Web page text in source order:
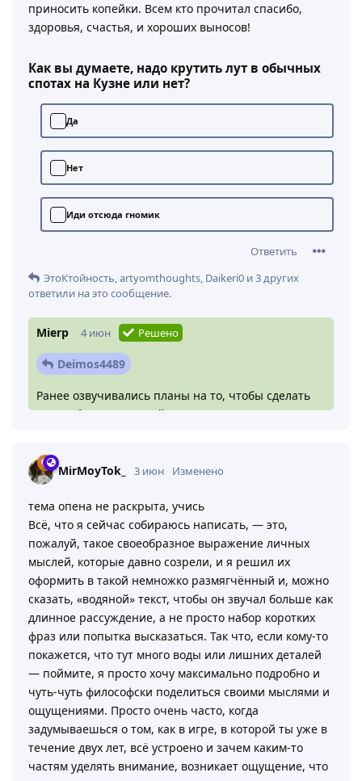
приносить копейки. Всем кто прочитал спасибо,
здоровья, счастья, и хороших выносов!
Как вы думаете, надо крутить лут в обычных
спотах на Кузне или нет?
Да
Нет
Иди отсюда гномик
Ответить
ЭтоКтойность,artyomthoughts, Daikeri0 и3других
ответили на это сообщение.
Mierp 4 июн Решено
Deimos4489
Ранее озвучивались планы на то, чтобы сделать
Кузню более выгодной. К сожалению, конкретных
ожидать и следить за новостями.
MirMoyTok_
3 июн Изменено
тема опена не раскрыта, учись
Всё, что я сейчас собираюсь написать, — это,
пожалуй, такое своеобразное выражение личных
мыслей, которые давно созрели, и я решил их
оформить в такой немножко размягчённый и, можно
сказать, «водяной» текст, чтобы он звучал больше как
длинное рассуждение, а не просто набор коротких
фраз или попытка высказаться. Так что, если кому-то
покажется, что тут много воды или лишних деталей
— поймите, я просто хочу максимально подробно и
чуть-чуть философски поделиться своими мыслями и
ощущениями. Просто очень часто, когда
задумываешься о том, как в игре, в которой ты уже в
течение двух лет, всё устроено и зачем каким-то
частям уделять внимание, возникает ощущение, что